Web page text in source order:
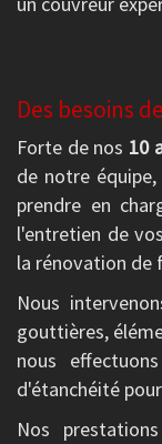
Des besoins
Forte de nos 10
de notre
prendre en
l'entretien de
la rénovation de
Nous
gouttières,
nous
d'étanchéité
Nos